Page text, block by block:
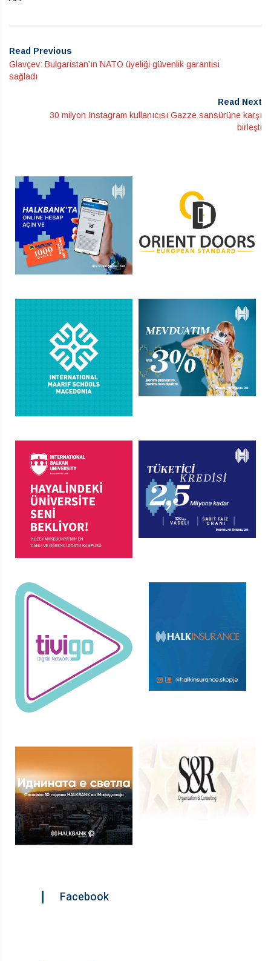
Read Previous
Glavçev: Bulgaristan’ın NATO üyeliği güvenlik garantisi
sağladı
Read Next
30 milyon Instagram kullanıcısı Gazze sansürüne karşı
birleşti
Facebook